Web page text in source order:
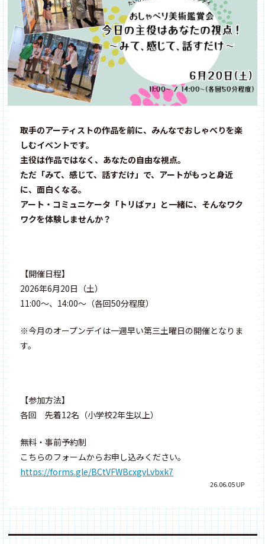
取手のアーティストの作品を前に、みんなでおしゃべりを楽
しむイベントです。
主役は作品ではなく、あなたの自由な視点。
ただ「みて、感じて、話すだけ」で、アートがもっと身近
に、面白くなる。
アート・コミュニケータ「トリばァ」と一緒に、そんなワク
ワクを体験しませんか？
【開催日程】
2026年6月20日（土）
11:00～、14:00～（各回50分程度）
※今月のオープンデイは一週早い第三土曜日の開催となりま
す。
【参加方法】
各回 先着12名（小学校2年生以上）
無料・事前予約制
こちらのフォームからお申し込みください。
https://forms.gle/BCtVFWBcxgvLvbxk7
26.06.05 UP